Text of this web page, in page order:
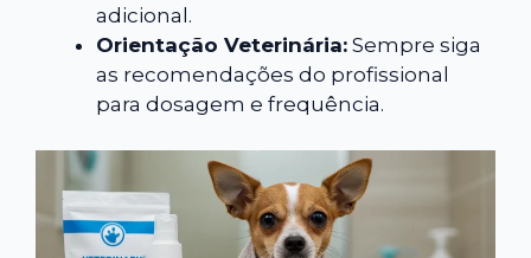
adicional.
Orientação Veterinária: Sempre siga
as recomendações do profissional
para dosagem e frequência.